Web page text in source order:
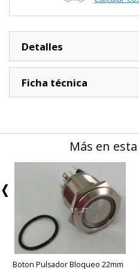
Detalles
Ficha técnica
Más en esta
Boton Pulsador Bloqueo 22mm